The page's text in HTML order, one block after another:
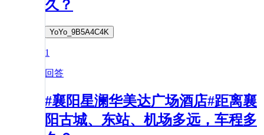
久？
YoYo_9B5A4C4K
1
回答
#襄阳星澜华美达广场酒店#距离襄
阳古城、东站、机场多远，车程多